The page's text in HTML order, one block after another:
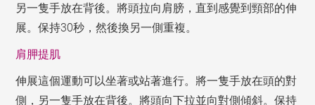
另一隻手放在背後。將頭拉向肩膀，直到感覺到頸部的伸
展。保持30秒，然後換另一側重複。
肩胛提肌
伸展這個運動可以坐著或站著進行。將一隻手放在頭的對
側，另一隻手放在背後。將頭向下拉並向對側傾斜。保持